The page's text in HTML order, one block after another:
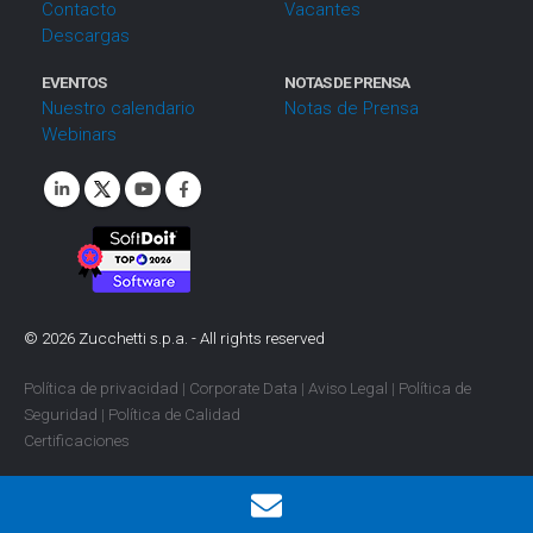
Contacto
Descargas
Vacantes
EVENTOS
Nuestro calendario
Webinars
NOTAS DE PRENSA
Notas de Prensa
© 2026 Zucchetti s.p.a. - All rights reserved
Política de privacidad | Corporate Data | Aviso Legal | Política de
Seguridad | Política de Calidad
Certificaciones